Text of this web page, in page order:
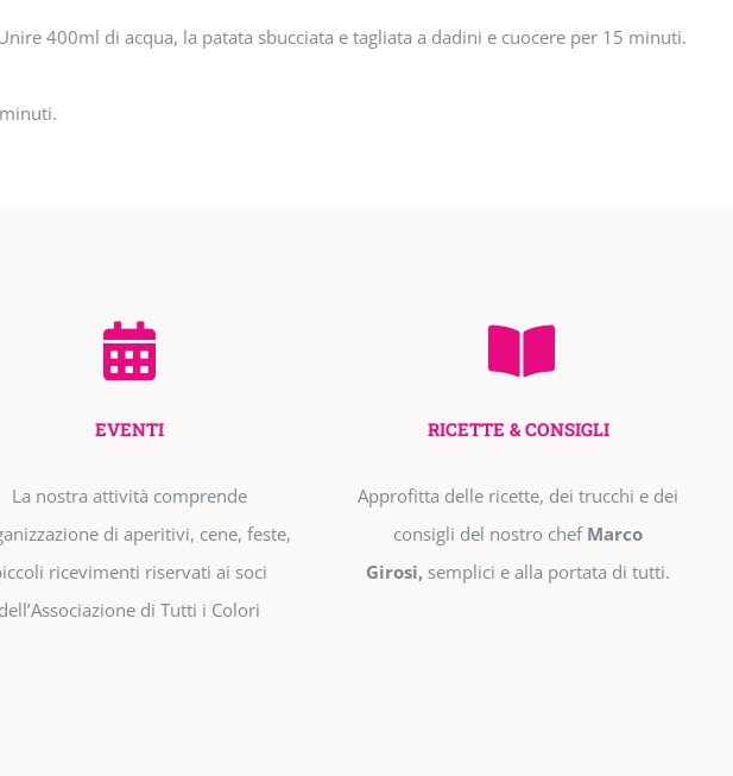
400ml di acqua, la patata sbucciata e tagliata a dadini e cuocere per 15 minuti.
EVENTI
La nostra attività comprende
di aperitivi, cene, feste,
ricevimenti riservati ai soci
dell’Associazione di Tutti i Colori
RICETTE & CONSIGLI
Approfitta delle ricette, dei trucchi e dei
consigli del nostro chef Marco
Girosi, semplici e alla portata di tutti.